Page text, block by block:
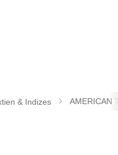
& Indizes AMERICAN